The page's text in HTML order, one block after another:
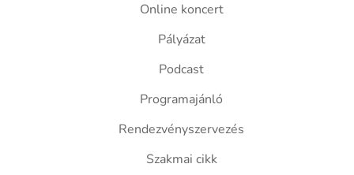
Online koncert
Pályázat
Podcast
Programajánló
Rendezvényszervezés
Szakmai cikk